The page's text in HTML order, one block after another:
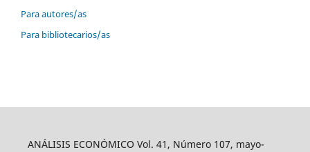
Para autores/as
Para bibliotecarios/as
ANÁLISIS ECONÓMICO Vol. 41, Número 107, mayo-